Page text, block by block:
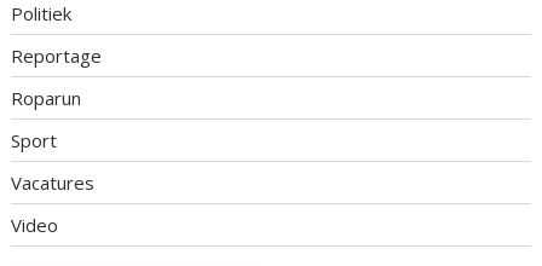
Politiek
Reportage
Roparun
Sport
Vacatures
Video